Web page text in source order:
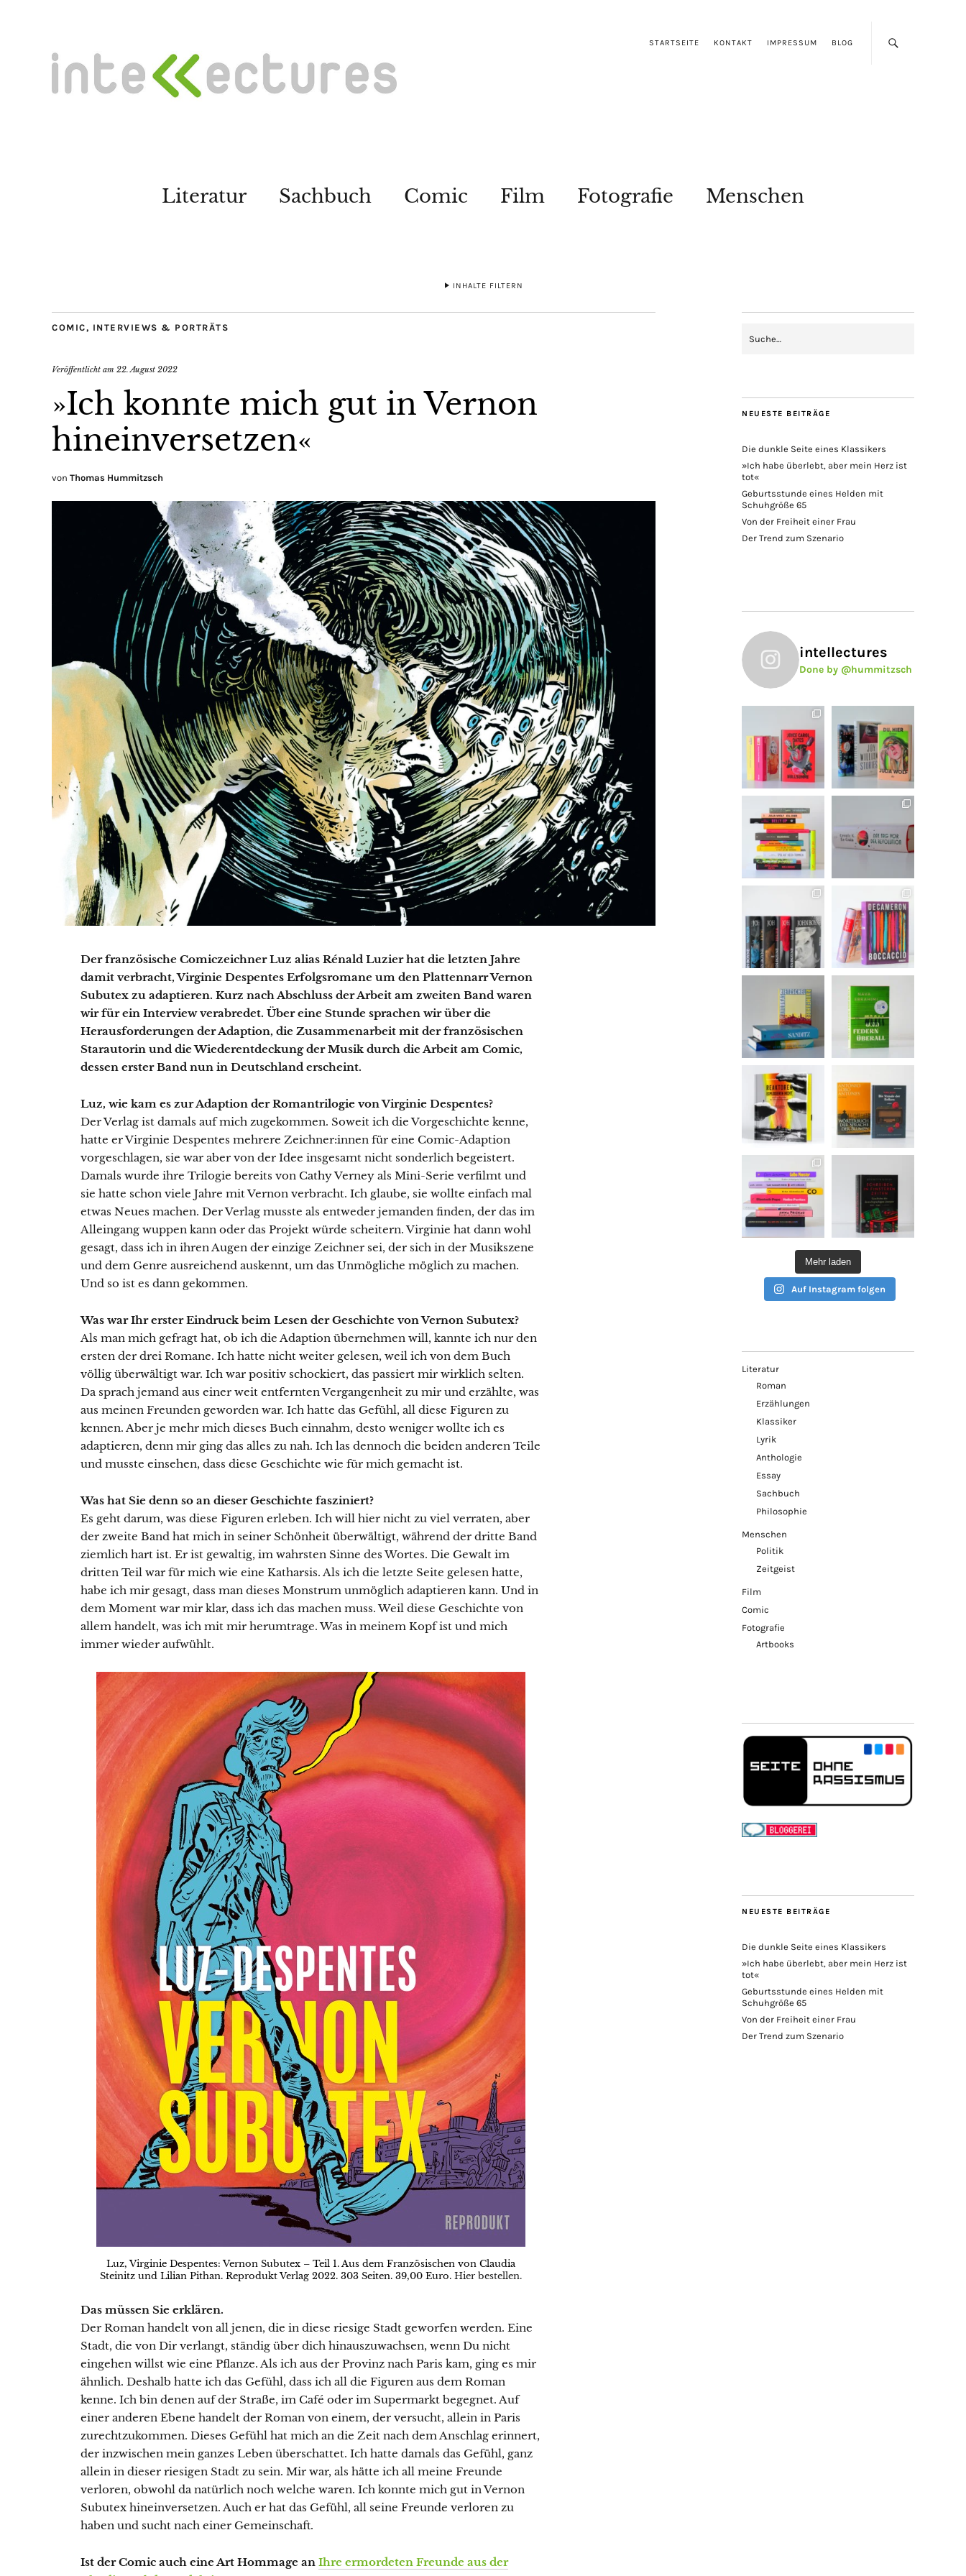
STARTSEITE KONTAKT IMPRESSUM BLOG
Literatur Sachbuch Comic Film Fotografie Menschen
INHALTE FILTERN
COMIC, INTERVIEWS & PORTRÄTS
Veröffentlicht am 22. August 2022
»Ich konnte mich gut in Vernon
hineinversetzen«
von Thomas Hummitzsch
Der französische Comiczeichner Luz alias Rénald Luzier hat die letzten Jahre
damit verbracht, Virginie Despentes Erfolgsromane um den Plattennarr Vernon
Subutex zu adaptieren. Kurz nach Abschluss der Arbeit am zweiten Band waren
wir für ein Interview verabredet. Über eine Stunde sprachen wir über die
Herausforderungen der Adaption, die Zusammenarbeit mit der französischen
Starautorin und die Wiederentdeckung der Musik durch die Arbeit am Comic,
dessen erster Band nun in Deutschland erscheint.
Luz, wie kam es zur Adaption der Romantrilogie von Virginie Despentes?
Der Verlag ist damals auf mich zugekommen. Soweit ich die Vorgeschichte kenne,
hatte er Virginie Despentes mehrere Zeichner:innen für eine Comic-Adaption
vorgeschlagen, sie war aber von der Idee insgesamt nicht sonderlich begeistert.
Damals wurde ihre Trilogie bereits von Cathy Verney als Mini-Serie verfilmt und
sie hatte schon viele Jahre mit Vernon verbracht. Ich glaube, sie wollte einfach mal
etwas Neues machen. Der Verlag musste als entweder jemanden finden, der das im
Alleingang wuppen kann oder das Projekt würde scheitern. Virginie hat dann wohl
gesagt, dass ich in ihren Augen der einzige Zeichner sei, der sich in der Musikszene
und dem Genre ausreichend auskennt, um das Unmögliche möglich zu machen.
Und so ist es dann gekommen.
Was war Ihr erster Eindruck beim Lesen der Geschichte von Vernon Subutex?
Als man mich gefragt hat, ob ich die Adaption übernehmen will, kannte ich nur den
ersten der drei Romane. Ich hatte nicht weiter gelesen, weil ich von dem Buch
völlig überwältigt war. Ich war positiv schockiert, das passiert mir wirklich selten.
Da sprach jemand aus einer weit entfernten Vergangenheit zu mir und erzählte, was
aus meinen Freunden geworden war. Ich hatte das Gefühl, all diese Figuren zu
kennen. Aber je mehr mich dieses Buch einnahm, desto weniger wollte ich es
adaptieren, denn mir ging das alles zu nah. Ich las dennoch die beiden anderen Teile
und musste einsehen, dass diese Geschichte wie für mich gemacht ist.
Was hat Sie denn so an dieser Geschichte fasziniert?
Es geht darum, was diese Figuren erleben. Ich will hier nicht zu viel verraten, aber
der zweite Band hat mich in seiner Schönheit überwältigt, während der dritte Band
ziemlich hart ist. Er ist gewaltig, im wahrsten Sinne des Wortes. Die Gewalt im
dritten Teil war für mich wie eine Katharsis. Als ich die letzte Seite gelesen hatte,
habe ich mir gesagt, dass man dieses Monstrum unmöglich adaptieren kann. Und in
dem Moment war mir klar, dass ich das machen muss. Weil diese Geschichte von
allem handelt, was ich mit mir herumtrage. Was in meinem Kopf ist und mich
immer wieder aufwühlt.
Luz, Virginie Despentes: Vernon Subutex – Teil 1. Aus dem Französischen von Claudia
Steinitz und Lilian Pithan. Reprodukt Verlag 2022. 303 Seiten. 39,00 Euro. Hier bestellen.
Das müssen Sie erklären.
Der Roman handelt von all jenen, die in diese riesige Stadt geworfen werden. Eine
Stadt, die von Dir verlangt, ständig über dich hinauszuwachsen, wenn Du nicht
eingehen willst wie eine Pflanze. Als ich aus der Provinz nach Paris kam, ging es mir
ähnlich. Deshalb hatte ich das Gefühl, dass ich all die Figuren aus dem Roman
kenne. Ich bin denen auf der Straße, im Café oder im Supermarkt begegnet. Auf
einer anderen Ebene handelt der Roman von einem, der versucht, allein in Paris
zurechtzukommen. Dieses Gefühl hat mich an die Zeit nach dem Anschlag erinnert,
der inzwischen mein ganzes Leben überschattet. Ich hatte damals das Gefühl, ganz
allein in dieser riesigen Stadt zu sein. Mir war, als hätte ich all meine Freunde
verloren, obwohl da natürlich noch welche waren. Ich konnte mich gut in Vernon
Subutex hineinversetzen. Auch er hat das Gefühl, all seine Freunde verloren zu
haben und sucht nach einer Gemeinschaft.
Ist der Comic auch eine Art Hommage an Ihre ermordeten Freunde aus der
NEUESTE BEITRÄGE
Die dunkle Seite eines Klassikers
»Ich habe überlebt, aber mein Herz ist
tot«
Geburtsstunde eines Helden mit
Schuhgröße 65
Von der Freiheit einer Frau
Der Trend zum Szenario
intellectures
Done by @hummitzsch
Mehr laden
Auf Instagram folgen
Literatur
Roman
Erzählungen
Klassiker
Lyrik
Anthologie
Essay
Sachbuch
Philosophie
Menschen
Politik
Zeitgeist
Film
Comic
Fotografie
Artbooks
NEUESTE BEITRÄGE
Die dunkle Seite eines Klassikers
»Ich habe überlebt, aber mein Herz ist
tot«
Geburtsstunde eines Helden mit
Schuhgröße 65
Von der Freiheit einer Frau
Der Trend zum Szenario